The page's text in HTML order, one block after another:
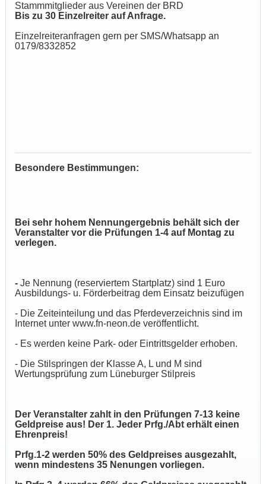
Stammmitglieder aus Vereinen der BRD
Bis zu 30 Einzelreiter auf Anfrage.
Einzelreiteranfragen gern per SMS/Whatsapp an
0179/8332852
Besondere Bestimmungen:
Bei sehr hohem Nennungergebnis behält sich der
Veranstalter vor die Prüfungen 1-4 auf Montag zu
verlegen.
- Je Nennung (reserviertem Startplatz) sind 1 Euro
Ausbildungs- u. Förderbeitrag dem Einsatz beizufügen
- Die Zeiteinteilung und das Pferdeverzeichnis sind im
Internet unter www.fn-neon.de veröffentlicht.
- Es werden keine Park- oder Eintrittsgelder erhoben.
- Die Stilspringen der Klasse A, L und M sind
Wertungsprüfung zum Lüneburger Stilpreis
Der Veranstalter zahlt in den Prüfungen 7-13 keine
Geldpreise aus! Der 1. Jeder Prfg./Abt erhält einen
Ehrenpreis!
Prfg.1-2 werden 50% des Geldpreises ausgezahlt,
wenn mindestens 35 Nenungen vorliegen.